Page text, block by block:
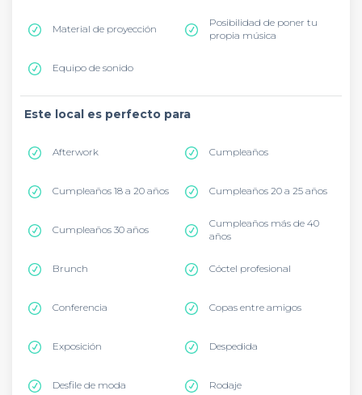
Material de proyección
Posibilidad de poner tu
propia música
Equipo de sonido
Este local es perfecto para
Afterwork Cumpleaños
Cumpleaños 18 a 20 años Cumpleaños 20 a 25 años
Cumpleaños 30 años
Cumpleaños más de 40
años
Brunch Cóctel profesional
Conferencia Copas entre amigos
Exposición Despedida
Desfile de moda Rodaje